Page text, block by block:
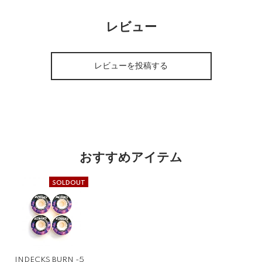
レビュー
レビューを投稿する
おすすめアイテム
SOLDOUT
INDECKS BURN -5